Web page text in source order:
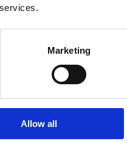
Marketing
Allow all